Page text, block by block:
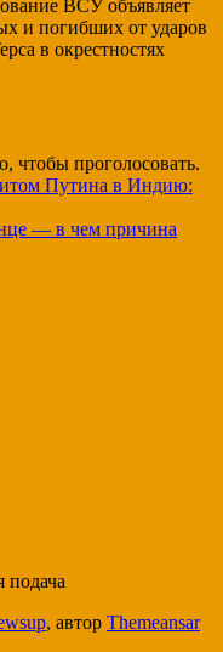
ВСУ объявляет
и погибших от ударов
в окрестностях
чтобы проголосовать.
Путина в Индию:
— в чем причина
подача
, автор Themeansar